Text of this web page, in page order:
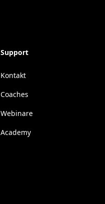
Support
Kontakt
Coaches
Webinare
Academy